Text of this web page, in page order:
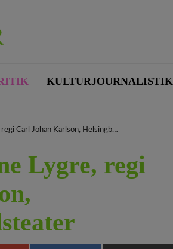
KULTURJOURNALISTIK
Carl Johan Karlson, Helsingb…
Lygre, regi